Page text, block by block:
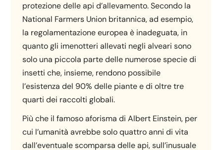
protezione delle api d’allevamento. Secondo la
National Farmers Union britannica, ad esempio,
la regolamentazione europea è inadeguata, in
quanto gli imenotteri allevati negli alveari sono
solo una piccola parte delle numerose specie di
insetti che, insieme, rendono possibile
l’esistenza del 90% delle piante e di oltre tre
quarti dei raccolti globali.
Più che il famoso aforisma di Albert Einstein, per
cui l’umanità avrebbe solo quattro anni di vita
dall’eventuale scomparsa delle api, sull’inusuale